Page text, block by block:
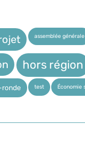
assemblée générale
hors région
test Économie